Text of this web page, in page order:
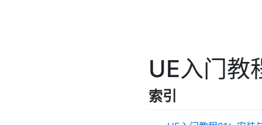
UE入门教
索引